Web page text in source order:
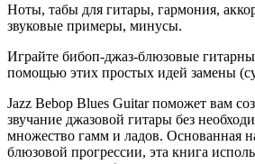
Ноты, табы для гитары, гармония,
звуковые примеры, минусы.
Играйте бибоп-джаз-блюзовые
помощью этих простых идей замены
Jazz Bebop Blues Guitar поможет вам
звучание джазовой гитары без
множество гамм и ладов. Основанная
блюзовой прогрессии, эта книга